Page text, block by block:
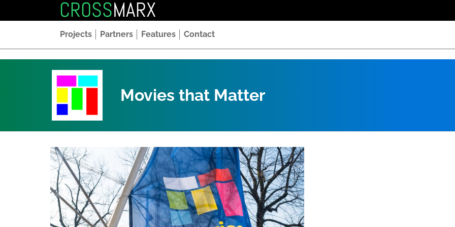
CROSSMARX
Projects Partners Features Contact
Movies that Matter